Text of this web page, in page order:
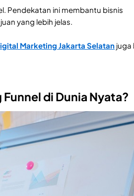
Pendekatan ini membantu bisnis
yang lebih jelas.
Marketing Jakarta Selatan juga
di Dunia Nyata?